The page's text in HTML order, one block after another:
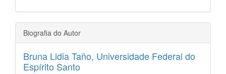
Biografia do Autor
Bruna Lidia Taño, Universidade Federal do
Espírito Santo